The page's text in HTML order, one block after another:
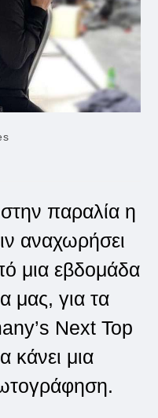
παραλία η
αναχωρήσει
μια εβδομάδα
μας, για τα
Next Top
κάνει μια